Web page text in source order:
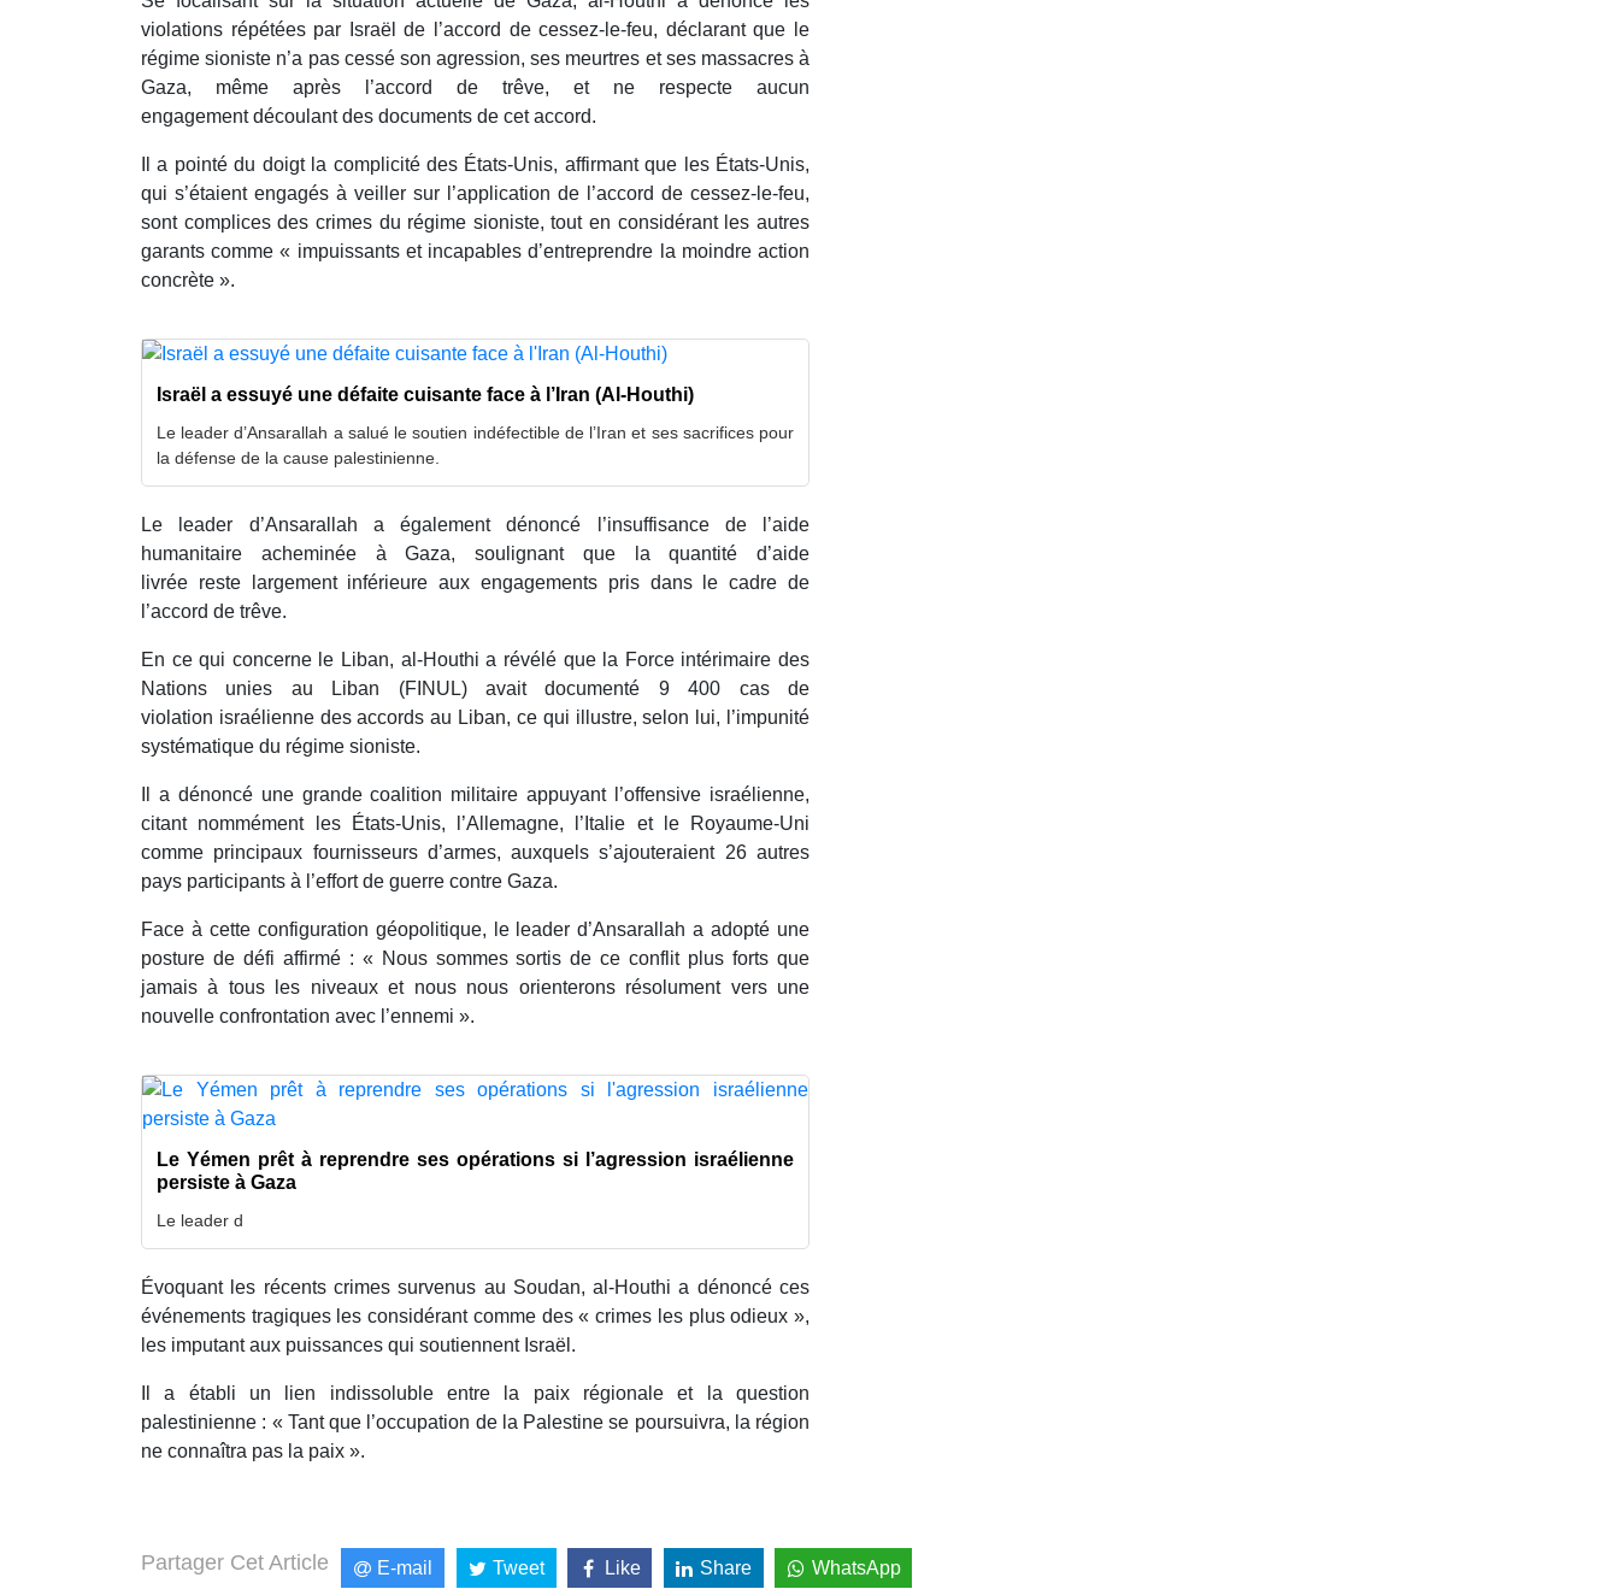
violations répétées par Israël de l’accord de cessez-le-feu, déclarant que le
régime sioniste n’a pas cessé son agression, ses meurtres et ses massacres à
Gaza, même après l’accord de trêve, et ne respecte aucun
engagement découlant des documents de cet accord.
Il a pointé du doigt la complicité des États-Unis, affirmant que les États-Unis,
qui s’étaient engagés à veiller sur l’application de l’accord de cessez-le-feu,
sont complices des crimes du régime sioniste, tout en considérant les autres
garants comme « impuissants et incapables d’entreprendre la moindre action
concrète ».
Israël a essuyé une défaite cuisante face à l’Iran (Al-Houthi)
Le leader d’Ansarallah a salué le soutien indéfectible de l’Iran et ses sacrifices pour
la défense de la cause palestinienne.
Le leader d’Ansarallah a également dénoncé l’insuffisance de l’aide
humanitaire acheminée à Gaza, soulignant que la quantité d’aide
livrée reste largement inférieure aux engagements pris dans le cadre de
l’accord de trêve.
En ce qui concerne le Liban, al-Houthi a révélé que la Force intérimaire des
Nations unies au Liban (FINUL) avait documenté 9 400 cas de
violation israélienne des accords au Liban, ce qui illustre, selon lui, l’impunité
systématique du régime sioniste.
Il a dénoncé une grande coalition militaire appuyant l’offensive israélienne,
citant nommément les États-Unis, l’Allemagne, l’Italie et le Royaume-Uni
comme principaux fournisseurs d’armes, auxquels s’ajouteraient 26 autres
pays participants à l’effort de guerre contre Gaza.
Face à cette configuration géopolitique, le leader d’Ansarallah a adopté une
posture de défi affirmé : « Nous sommes sortis de ce conflit plus forts que
jamais à tous les niveaux et nous nous orienterons résolument vers une
nouvelle confrontation avec l’ennemi ».
Le Yémen prêt à reprendre ses opérations si l’agression israélienne
persiste à Gaza
Le leader d
Évoquant les récents crimes survenus au Soudan, al-Houthi a dénoncé ces
événements tragiques les considérant comme des « crimes les plus odieux »,
les imputant aux puissances qui soutiennent Israël.
Il a établi un lien indissoluble entre la paix régionale et la question
palestinienne : « Tant que l’occupation de la Palestine se poursuivra, la région
ne connaîtra pas la paix ».
Partager Cet Article E-mail Tweet Like Share WhatsApp